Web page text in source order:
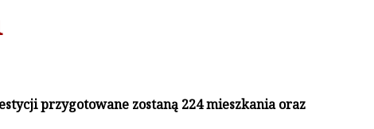
przygotowane zostaną 224 mieszkania oraz